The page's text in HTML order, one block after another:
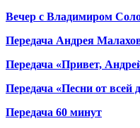
Вечер с Владимиром
Передача Андрея
Передача «Привет,
Передача «Песни от всей
Передача 60 минут